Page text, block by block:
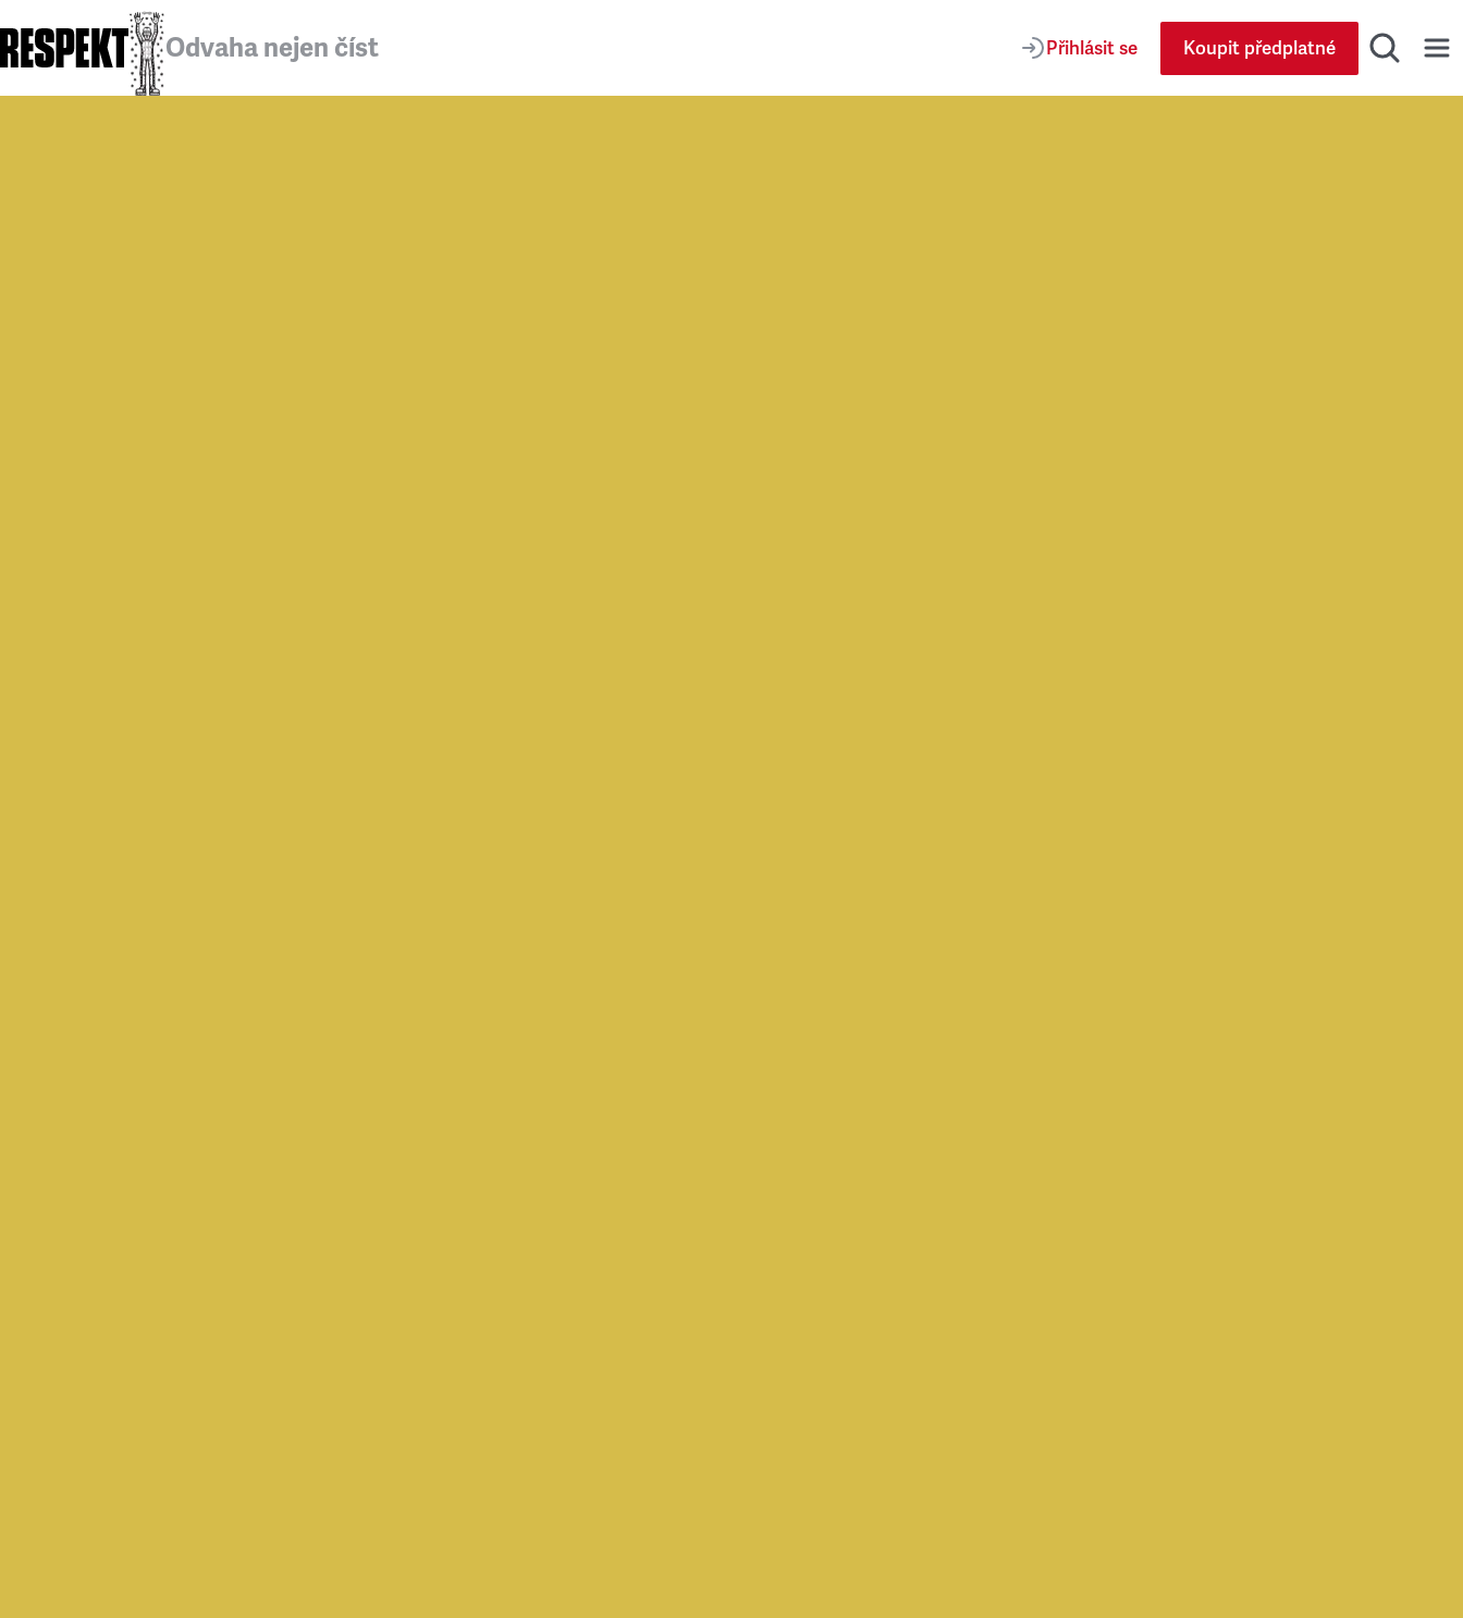
Odvaha nejen číst Přihlásit se Koupit předplatné